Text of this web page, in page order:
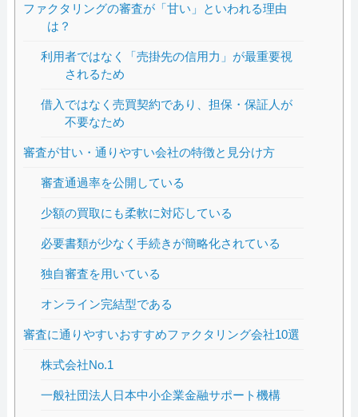
ファクタリングの審査が「甘い」といわれる理由
は？
利用者ではなく「売掛先の信用力」が最重要視
されるため
借入ではなく売買契約であり、担保・保証人が
不要なため
審査が甘い・通りやすい会社の特徴と見分け方
審査通過率を公開している
少額の買取にも柔軟に対応している
必要書類が少なく手続きが簡略化されている
独自審査を用いている
オンライン完結型である
審査に通りやすいおすすめファクタリング会社10選
株式会社No.1
一般社団法人日本中小企業金融サポート機構